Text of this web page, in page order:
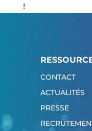
!
CONTACT
ACTUALITÉS
PRESSE